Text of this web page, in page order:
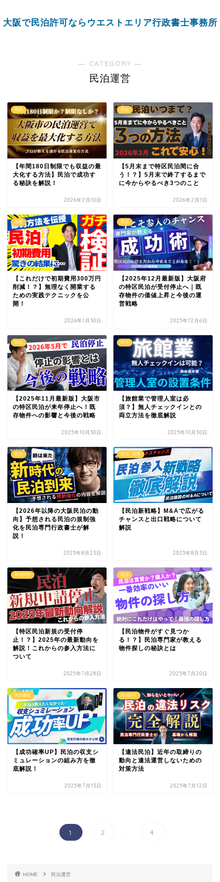
大阪で民泊許可ならウエストエリア行政書士事務所
― CATEGORY ―
民泊運営
民泊
【年間180日制限でも収益の最
大化する方法】民泊で成功す
る秘訣を解説！
2026年2月10日
民泊
【5月末まで特区民泊間に合
う！？】5月末で終了するまで
に今からやるべき3つのこと
2026年2月1日
副業
【これだけで初期費用300万円
削減！？】無理なく開業する
ための実践テクニックを公
開！
2026年1月30日
民泊
【2025年12月最新版】大阪府
の特区民泊が受付停止へ｜既
存物件の価値上昇と今後の運
営戦略
2025年12月6日
民泊
【2025年11月最新版】大阪市
の特区民泊が来年停止へ！既
存物件への影響と今後の戦略
2025年10月30日
民泊
【旅館業で管理人室は必
須？】無人チェックインとの
両立方法を徹底解説
2025年10月30日
民泊
【2026年以降の大阪民泊の動
向】予想される民泊の規制強
化を民泊専門行政書士が解
説！
2025年8月23日
民泊 副業
【民泊新戦略】M&Aで広がる
チャンスと出口戦略について
解説
2025年8月3日
民泊許可
【特区民泊新規の受付停
止！？】2025年の最新動向を
解説！これからの参入方法に
ついて
2025年7月28日
民泊
【民泊物件がすぐ見つか
る！？】民泊専門家が教える
物件探しの秘訣とは
2025年7月20日
民泊運営
【成功確率UP】民泊の収支シ
ミュレーションの組み方を徹
底解説！
2025年7月13日
民泊許可
【違法民泊】近年の取締りの
動向と違法運営しないための
対策方法
2025年7月12日
1 2 ... 4
HOME 民泊運営